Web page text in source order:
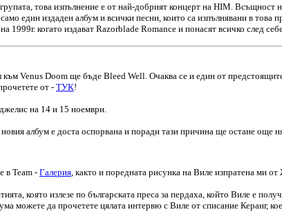
това изпълнение е от най-добрият концерт на HIM. Всъщност
един издаден албум и всички песни, които са изпълнявани в
1999г. когато издават Razorblade Romance и понасят всичко след
Venus Doom ще бъде Bleed Well. Очаква се и един от
от - ТУК!
на 14 и 15 ноември.
албум е доста оспорвана и поради тази причина ще остане още
в Team - Галерия, както и поредната рисунка на Виле изпратена ми
която излезе по българската преса за пердаха, който Виле е
можете да прочетете цялата интервю с Виле от списание Керанг,